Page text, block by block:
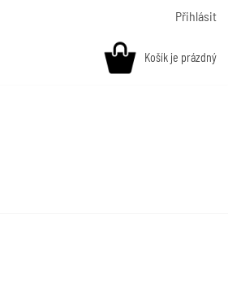
Přihlásit
Košík je prázdný